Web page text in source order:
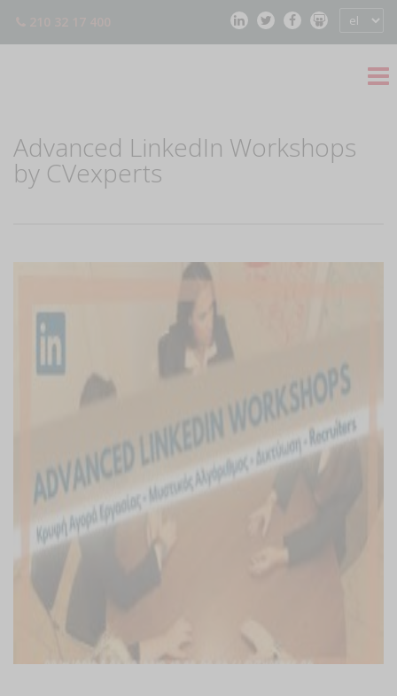
Advanced LinkedIn Workshops
by CVexperts